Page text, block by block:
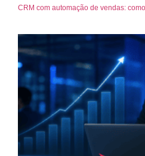
CRM com automação de vendas: